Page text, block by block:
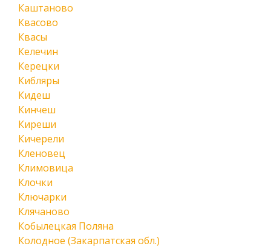
Каштаново
Квасово
Квасы
Келечин
Керецки
Кибляры
Кидеш
Кинчеш
Киреши
Кичерели
Кленовец
Климовица
Клочки
Ключарки
Клячаново
Кобылецкая Поляна
Колодное (Закарпатская обл.)